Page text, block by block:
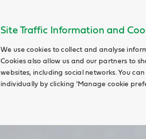
Site Traffic Information and
We use cookies to collect and analyse
Cookies also allow us and our partners to
websites, including social networks. You
individually by clicking 'Manage cookie